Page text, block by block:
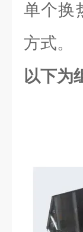
单个换
方式。
以下为